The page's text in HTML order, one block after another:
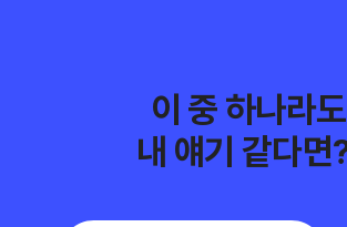
이 중 하나라도
내 얘기 같다면